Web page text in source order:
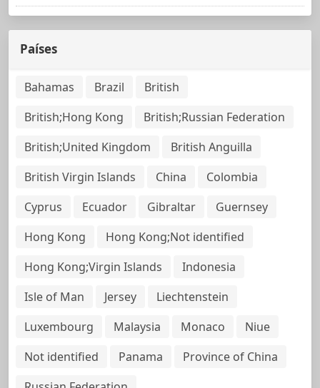
Países
Bahamas Brazil
British
British;Hong Kong
British;Russian Federation
British;United Kingdom
British Anguilla
British Virgin Islands
China
Colombia
Cyprus
Ecuador Gibraltar
Guernsey
Hong Kong
Hong Kong;Not identified
Hong Kong;Virgin Islands
Indonesia
Isle of Man
Jersey
Liechtenstein
Luxembourg
Malaysia Monaco
Niue
Not identified
Panama
Province of China